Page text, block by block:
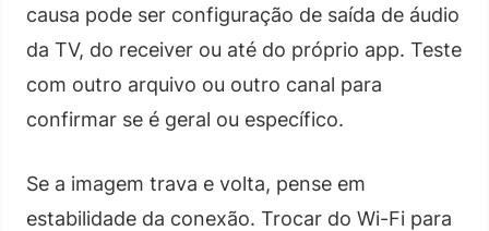
causa pode ser configuração de saída de áudio
da TV, do receiver ou até do próprio app. Teste
com outro arquivo ou outro canal para
confirmar se é geral ou específico.
Se a imagem trava e volta, pense em
estabilidade da conexão. Trocar do Wi-Fi para